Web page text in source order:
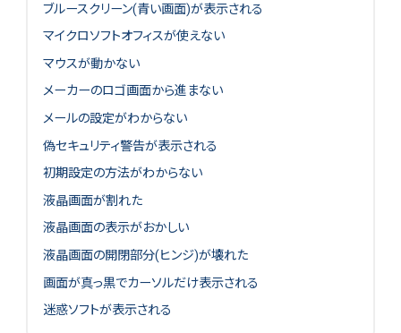
ブルースクリーン(青い画面)が表示される
マイクロソフトオフィスが使えない
マウスが動かない
メーカーのロゴ画面から進まない
メールの設定がわからない
偽セキュリティ警告が表示される
初期設定の方法がわからない
液晶画面が割れた
液晶画面の表示がおかしい
液晶画面の開閉部分(ヒンジ)が壊れた
画面が真っ黒でカーソルだけ表示される
迷惑ソフトが表示される